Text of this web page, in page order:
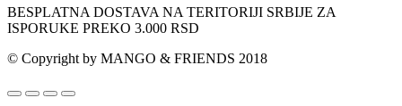
BESPLATNA DOSTAVA NA TERITORIJI SRBIJE ZA
ISPORUKE PREKO 3.000 RSD
© Copyright by MANGO & FRIENDS 2018